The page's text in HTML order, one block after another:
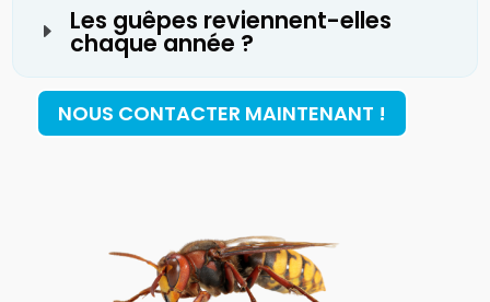
E Les guêpes reviennent-elles
chaque année ?
NOUS CONTACTER MAINTENANT !